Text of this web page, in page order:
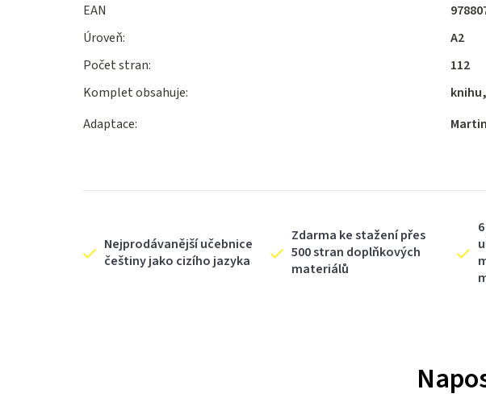
Nejprodávanější učebnice
češtiny jako cizího jazyka
Zdarma ke stažení přes
500 stran doplňkových
materiálů
EAN
Úroveň:
A2
Počet stran:
112
Komplet obsahuje:
Adaptace: